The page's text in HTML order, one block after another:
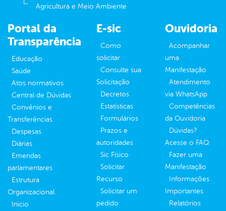
Agricultura e Meio Ambiente
Portal da
Transparência
Educação
Saúde
Atos normativos
Central de Dúvidas
Convênios e
Transferências
Despesas
Diárias
Emendas
parlamentares
Estrutura
Organizacional
Inicio
E-sic
Como
solicitar
Consulte sua
Solicitação
Decretos
Estatísticas
Formulários
Prazos e
autoridades
Sic Físico
Solicitar
Recurso
Solicitar um
pedido
Ouvidoria
Acompanhar
uma
Manifestação
Atendimento
via WhatsApp
Competências
da Ouvidoria
Dúvidas?
Acesse o FAQ
Fazer uma
Manifestação
Informações
Importantes
Relatórios